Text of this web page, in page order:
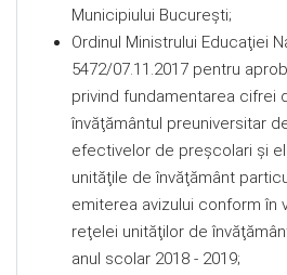
Municipiului Bucureşti;
Ordinul Ministrului Educaţiei
5472/07.11.2017 pentru
privind fundamentarea cifrei
învăţământul preuniversitar
efectivelor de preşcolari şi
unităţile de învăţământ
emiterea avizului conform în
reţelei unităţilor de
anul scolar 2018 -